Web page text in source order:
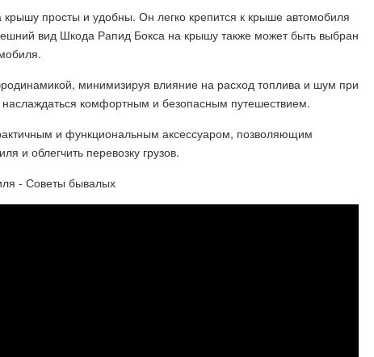
просты и удобны. Он легко крепится к крыше автомобиля
вид Шкода Рапид Бокса на крышу также может быть выбран
минимизируя влияние на расход топлива и шум при
комфортным и безопасным путешествием.
и функциональным аксессуаром, позволяющим
и облегчить перевозку грузов.
- Советы бывалых